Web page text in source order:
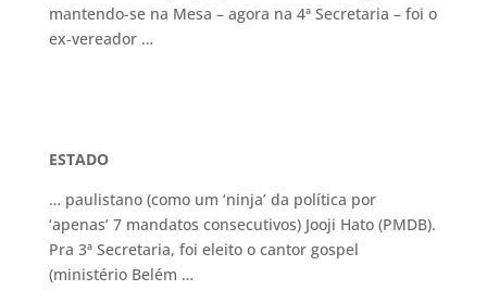
mantendo-se na Mesa – agora na 4ª Secretaria – foi o
ex-vereador …
ESTADO
… paulistano (como um ‘ninja’ da política por
‘apenas’ 7 mandatos consecutivos) Jooji Hato (PMDB).
Pra 3ª Secretaria, foi eleito o cantor gospel
(ministério Belém …